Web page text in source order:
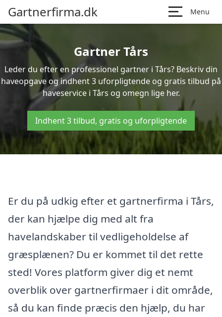
Gartnerfirma.dk Menu
Gartner Tårs
Leder du efter en professionel gartner i Tårs? Beskriv din
haveopgave og indhent 3 uforpligtende og gratis tilbud på
haveservice i Tårs og omegn lige her.
Indhent 3 tilbud, gratis og uforpligtende
Er du på udkig efter et gartnerfirma i Tårs,
der kan hjælpe dig med alt fra
havelandskaber til vedligeholdelse af
græsplænen? Du er kommet til det rette
sted! Vores platform giver dig et nemt
overblik over gartnerfirmaer i dit område,
så du kan finde præcis den hjælp, du har